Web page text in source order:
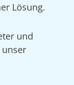
Lösung.
und